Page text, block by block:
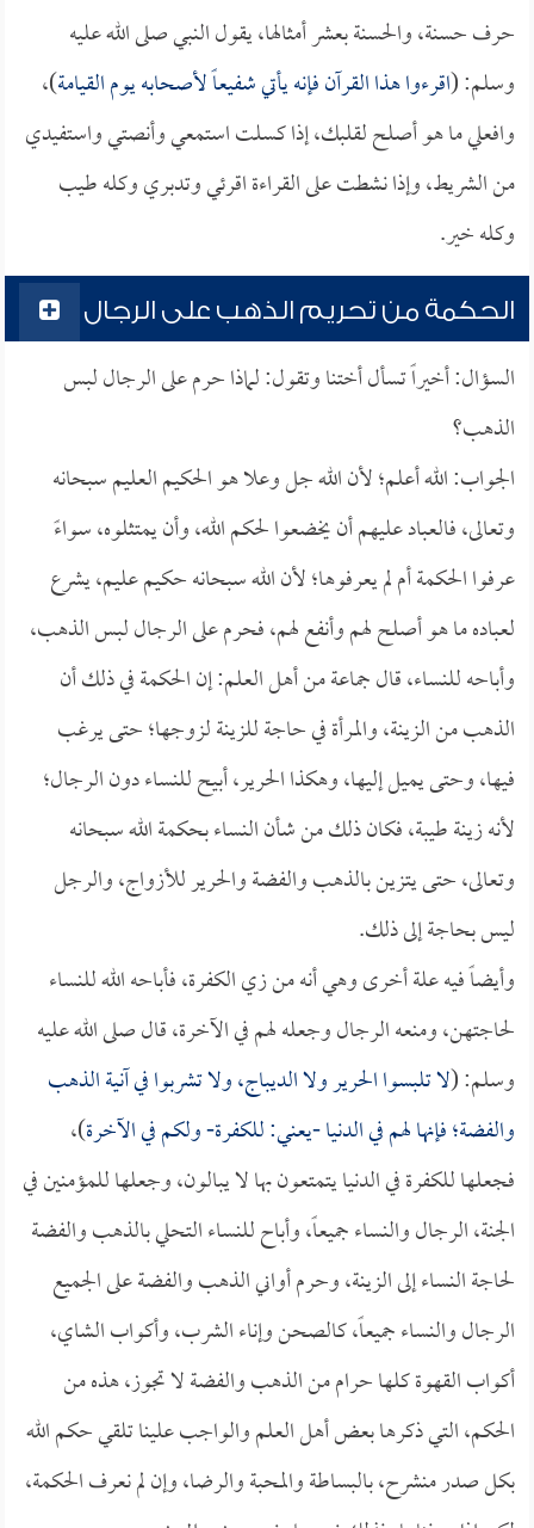
حرف حسنة، والحسنة بعشر أمثالها، يقول النبي صلى الله عليه
وسلم: (اقرءوا هذا القرآن فإنه يأتي شفيعاً لأصحابه يوم القيامة)،
وافعلي ما هو أصلح لقلبك، إذا كسلت استمعي وأنصتي واستفيدي
من الشريط، وإذا نشطت على القراءة اقرئي وتدبري وكله طيب
وكله خير.
الحكمة من تحريم الذهب على الرجال
السؤال: أخيراً تسأل أختنا وتقول: لماذا حرم على الرجال لبس
الذهب؟
الجواب: الله أعلم؛ لأن الله جل وعلا هو الحكيم العليم سبحانه
وتعالى، فالعباد عليهم أن يخضعوا لحكم الله، وأن يمتثلوه، سواءً
عرفوا الحكمة أم لم يعرفوها؛ لأن الله سبحانه حكيم عليم، يشرع
لعباده ما هو أصلح لهم وأنفع لهم، فحرم على الرجال لبس الذهب،
وأباحه للنساء، قال جماعة من أهل العلم: إن الحكمة في ذلك أن
الذهب من الزينة، والمرأة في حاجة للزينة لزوجها؛ حتى يرغب
فيها، وحتى يميل إليها، وهكذا الحرير، أبيح للنساء دون الرجال؛
لأنه زينة طيبة، فكان ذلك من شأن النساء بحكمة الله سبحانه
وتعالى، حتى يتزين بالذهب والفضة والحرير للأزواج، والرجل
ليس بحاجة إلى ذلك.
وأيضاً فيه علة أخرى وهي أنه من زي الكفرة، فأباحه الله للنساء
لحاجتهن، ومنعه الرجال وجعله لهم في الآخرة، قال صلى الله عليه
وسلم: (لا تلبسوا الحرير ولا الديباج، ولا تشربوا في آنية الذهب
والفضة؛ فإنها لهم في الدنيا -يعني: للكفرة- ولكم في الآخرة)،
فجعلها للكفرة في الدنيا يتمتعون بها لا يبالون، وجعلها للمؤمنين في
الجنة، الرجال والنساء جميعاً، وأباح للنساء التحلي بالذهب والفضة
لحاجة النساء إلى الزينة، وحرم أواني الذهب والفضة على الجميع
الرجال والنساء جميعاً، كالصحن وإناء الشرب، وأكواب الشاي،
أكواب القهوة كلها حرام من الذهب والفضة لا تجوز، هذه من
الحكم، التي ذكرها بعض أهل العلم والواجب علينا تلقي حكم الله
بكل صدر منشرح، بالبساطة والمحبة والرضا، وإن لم نعرف الحكمة،